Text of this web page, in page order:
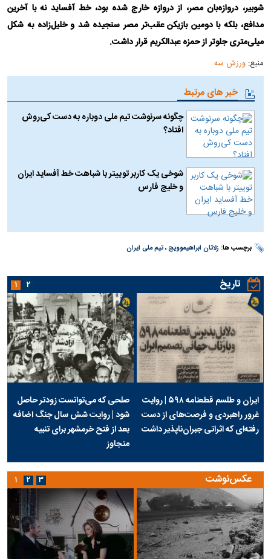
شوبیر، دروازه‌بان مصر، از دروازه خارج شده بود، خط آفساید نه با آخرین
مدافع، بلکه با دومین بازیکن عقب‌تر مصر سنجیده شد و خلیل‌زاده به شکل
میلی‌متری جلوتر از حمزه عبدالکریم قرار داشت.
منبع:ورزش سه
خبر های مرتبط
چگونه سرنوشت تیم ملی دوباره به دست کی‌روش
افتاد؟
شوخی یک کاربر توییتر با شباهت خط آفساید ایران
و خلیج فارس
برچسب ها: زلاتان ابراهیموویچ،تیم ملی ایران
تاریخ
ایران و طلسم قطعنامه ۵۹۸ | روایت
غرور راهبردی و فرصت‌های از دست
رفته‌ای که اثراتی جبران‌ناپذیر داشت
صلحی که می‌توانست زودتر حاصل
شود | روایت شش سال جنگ اضافه
بعد از فتح خرمشهر برای تنبیه
متجاوز
۱ ۲
عکس‌نوشت ۱ ۲ ۳